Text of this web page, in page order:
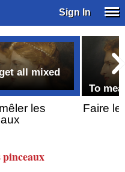
Sign In
all mixed
les
To
Faire le
pinceaux